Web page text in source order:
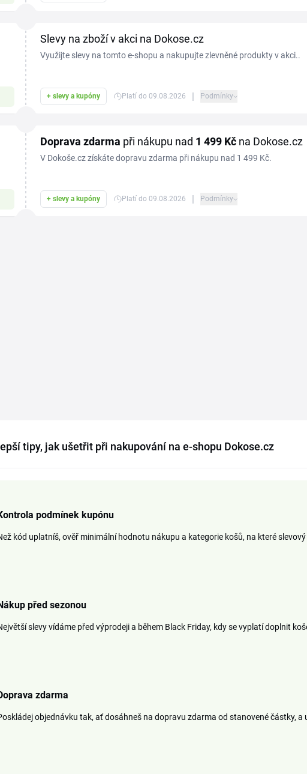
Slevy na zboží v akci na Dokose.cz
Využijte slevy na tomto e-shopu a nakupujte zlevněné produkty v akci..
+ slevy a kupóny Platí do 09.08.2026 | Podmínky
Doprava zdarma při nákupu nad 1 499 Kč na Dokose.cz
V Dokoše.cz získáte dopravu zdarma při nákupu nad 1 499 Kč.
+ slevy a kupóny Platí do 09.08.2026 | Podmínky
tipy, jak ušetřit při nakupování na e-shopu Dokose.cz
podmínek kupónu
kód uplatníš, ověř minimální hodnotu nákupu a kategorie košů, na které
před sezonou
slevy vídáme před výprodeji a během Black Friday, kdy se vyplatí doplnit
zdarma
objednávku tak, ať dosáhneš na dopravu zdarma od stanovené částky, a